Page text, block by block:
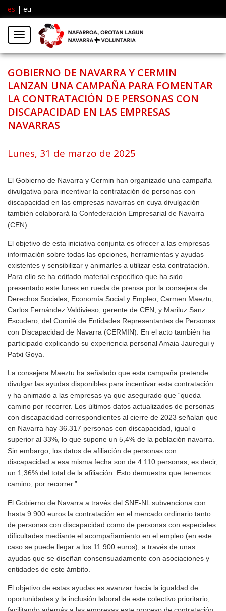
es | eu
Menú
GOBIERNO DE NAVARRA Y CERMIN
LANZAN UNA CAMPAÑA PARA FOMENTAR
LA CONTRATACIÓN DE PERSONAS CON
DISCAPACIDAD EN LAS EMPRESAS
NAVARRAS
Lunes, 31 de marzo de 2025
El Gobierno de Navarra y Cermin han organizado una campaña
divulgativa para incentivar la contratación de personas con
discapacidad en las empresas navarras en cuya divulgación
también colaborará la Confederación Empresarial de Navarra
(CEN).
El objetivo de esta iniciativa conjunta es ofrecer a las empresas
información sobre todas las opciones, herramientas y ayudas
existentes y sensibilizar y animarles a utilizar esta contratación.
Para ello se ha editado material específico que ha sido
presentado este lunes en rueda de prensa por la consejera de
Derechos Sociales, Economía Social y Empleo, Carmen Maeztu;
Carlos Fernández Valdivieso, gerente de CEN; y Mariluz Sanz
Escudero, del Comité de Entidades Representantes de Personas
con Discapacidad de Navarra (CERMIN). En el acto también ha
participado explicando su experiencia personal Amaia Jauregui y
Patxi Goya.
La consejera Maeztu ha señalado que esta campaña pretende
divulgar las ayudas disponibles para incentivar esta contratación
y ha animado a las empresas ya que asegurado que “queda
camino por recorrer. Los últimos datos actualizados de personas
con discapacidad correspondientes al cierre de 2023 señalan que
en Navarra hay 36.317 personas con discapacidad, igual o
superior al 33%, lo que supone un 5,4% de la población navarra.
Sin embargo, los datos de afiliación de personas con
discapacidad a esa misma fecha son de 4.110 personas, es decir,
un 1,36% del total de la afiliación. Esto demuestra que tenemos
camino, por recorrer.”
El Gobierno de Navarra a través del SNE-NL subvenciona con
hasta 9.900 euros la contratación en el mercado ordinario tanto
de personas con discapacidad como de personas con especiales
dificultades mediante el acompañamiento en el empleo (en este
caso se puede llegar a los 11.900 euros), a través de unas
ayudas que se diseñan consensuadamente con asociaciones y
entidades de este ámbito.
El objetivo de estas ayudas es avanzar hacia la igualdad de
oportunidades y la inclusión laboral de este colectivo prioritario,